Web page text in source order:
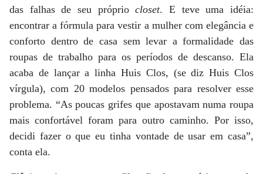
das falhas de seu própriocloset. E teve uma idéia:
encontrar a fórmula para vestir a mulher com elegância e
conforto dentro de casa sem levar a formalidade das
roupas de trabalho para os períodos de descanso. Ela
acaba de lançar a linha Huis Clos, (se diz Huis Clos
vírgula), com 20 modelos pensados para resolver esse
problema. “As poucas grifes que apostavam numa roupa
mais confortável foram para outro caminho. Por isso,
decidi fazer o que eu tinha vontade de usar em casa”,
conta ela.